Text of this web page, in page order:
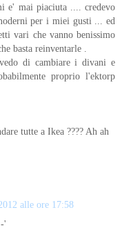
e' mai piaciuta .... credevo
per i miei gusti ... ed
vari che vanno benissimo
basta reinventarle .
di cambiare i divani e
proprio l'ektorp
tutte a Ikea ???? Ah ah
alle ore 17:58
'